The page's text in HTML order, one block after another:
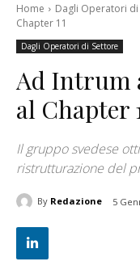
Home Dagli Operatori di
Chapter 11
Dagli Operatori di Settore
Ad Intrum
al Chapter
Il gruppo svedese
ristrutturazione del
By Redazione 5